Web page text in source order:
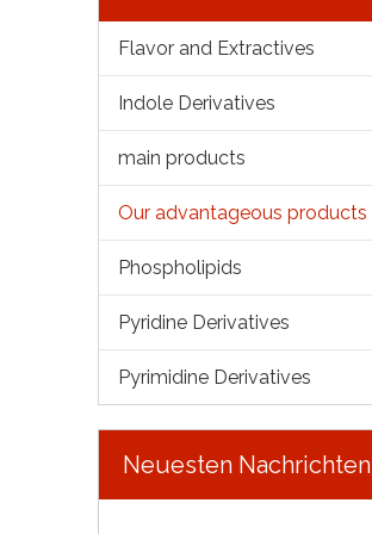
Flavor and Extractives
Indole Derivatives
main products
Our advantageous products
Phospholipids
Pyridine Derivatives
Pyrimidine Derivatives
Neuesten Nachrichten